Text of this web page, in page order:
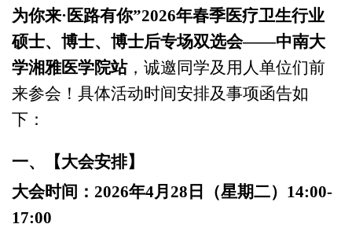
为你来·医路有你”2026年春季医疗卫生行业
硕士、博士、博士后专场双选会——中南大
学湘雅医学院站，诚邀同学及用人单位们前
来参会！具体活动时间安排及事项函告如
下：
一、 【大会安排】
大会时间： 2026年4月 28 日（星期二） 14:00-
17:00